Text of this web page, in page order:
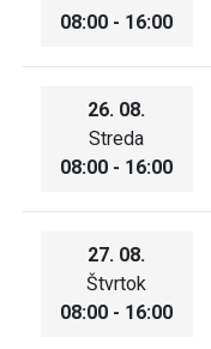
08:00 - 16:00
26. 08.
Streda
08:00 - 16:00
27. 08.
Štvrtok
08:00 - 16:00